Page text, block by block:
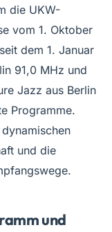
die UKW-
vom 1. Oktober
dem 1. Januar
91,0 MHz und
Jazz aus Berlin
Programme.
und die
und